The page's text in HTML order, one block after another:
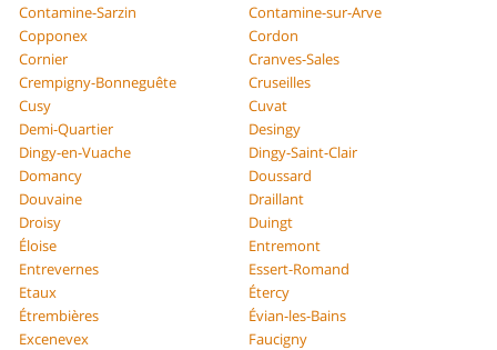
Contamine-Sarzin
Contamine-sur-Arve
Copponex
Cordon
Cornier
Cranves-Sales
Crempigny-Bonneguête
Cruseilles
Cusy
Cuvat
Demi-Quartier
Desingy
Dingy-en-Vuache
Dingy-Saint-Clair
Domancy
Doussard
Douvaine
Draillant
Droisy
Duingt
Éloise
Entremont
Entrevernes
Essert-Romand
Etaux
Étercy
Étrembières
Évian-les-Bains
Excenevex
Faucigny